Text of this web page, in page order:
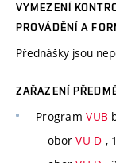
VYMEZENÍ
PROVÁDĚNÍ A
Přednášky jsou
ZAŘAZENÍ
ProgramVUB
oborVU-D ,